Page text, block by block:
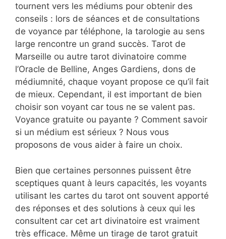
tournent vers les médiums pour obtenir des
conseils : lors de séances et de consultations
de voyance par téléphone, la tarologie au sens
large rencontre un grand succès. Tarot de
Marseille ou autre tarot divinatoire comme
l’Oracle de Belline, Anges Gardiens, dons de
médiumnité, chaque voyant propose ce qu’il fait
de mieux. Cependant, il est important de bien
choisir son voyant car tous ne se valent pas.
Voyance gratuite ou payante ? Comment savoir
si un médium est sérieux ? Nous vous
proposons de vous aider à faire un choix.
Bien que certaines personnes puissent être
sceptiques quant à leurs capacités, les voyants
utilisant les cartes du tarot ont souvent apporté
des réponses et des solutions à ceux qui les
consultent car cet art divinatoire est vraiment
très efficace. Même un tirage de tarot gratuit